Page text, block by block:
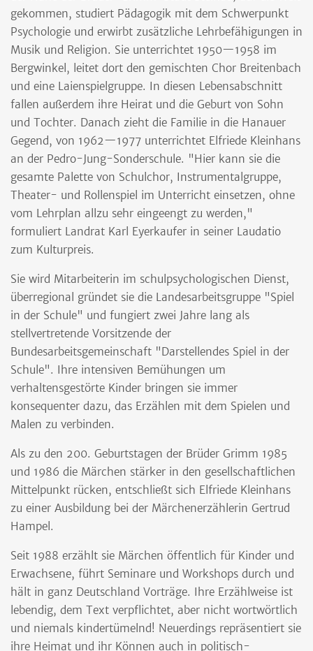
gekommen, studiert Pädagogik mit dem Schwerpunkt
Psychologie und erwirbt zusätzliche Lehrbefähigungen in
Musik und Religion. Sie unterrichtet 1950—1958 im
Bergwinkel, leitet dort den gemischten Chor Breitenbach
und eine Laienspielgruppe. In diesen Lebensabschnitt
fallen außerdem ihre Heirat und die Geburt von Sohn
und Tochter. Danach zieht die Familie in die Hanauer
Gegend, von 1962—1977 unterrichtet Elfriede Kleinhans
an der Pedro-Jung-Sonderschule. "Hier kann sie die
gesamte Palette von Schulchor, Instrumentalgruppe,
Theater- und Rollenspiel im Unterricht einsetzen, ohne
vom Lehrplan allzu sehr eingeengt zu werden,"
formuliert Landrat Karl Eyerkaufer in seiner Laudatio
zum Kulturpreis.
Sie wird Mitarbeiterin im schulpsychologischen Dienst,
überregional gründet sie die Landesarbeitsgruppe "Spiel
in der Schule" und fungiert zwei Jahre lang als
stellvertretende Vorsitzende der
Bundesarbeitsgemeinschaft "Darstellendes Spiel in der
Schule". Ihre intensiven Bemühungen um
verhaltensgestörte Kinder bringen sie immer
konsequenter dazu, das Erzählen mit dem Spielen und
Malen zu verbinden.
Als zu den 200. Geburtstagen der Brüder Grimm 1985
und 1986 die Märchen stärker in den gesellschaftlichen
Mittelpunkt rücken, entschließt sich Elfriede Kleinhans
zu einer Ausbildung bei der Märchenerzählerin Gertrud
Hampel.
Seit 1988 erzählt sie Märchen öffentlich für Kinder und
Erwachsene, führt Seminare und Workshops durch und
hält in ganz Deutschland Vorträge. Ihre Erzählweise ist
lebendig, dem Text verpflichtet, aber nicht wortwörtlich
und niemals kindertümelnd! Neuerdings repräsentiert sie
ihre Heimat und ihr Können auch in politisch-